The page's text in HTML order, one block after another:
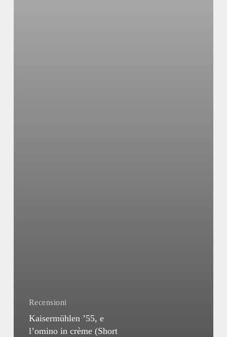
Recensioni
Kaisermühlen ’55, e
l’omino in crème (Short